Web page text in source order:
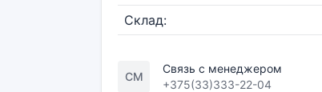
Склад:
СМ
Связь с менеджером
+375(33)333-22-04